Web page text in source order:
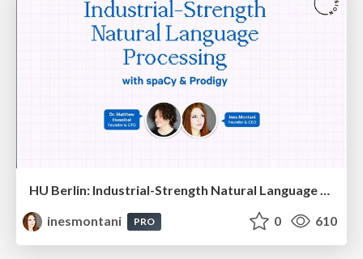
HU Berlin: Industrial-Strength Natural Language Processing with spaCy and Prodigy
inesmontani
PRO 0 610